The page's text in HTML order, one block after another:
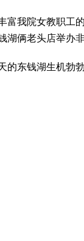
富我院女教职工
湖俩老头店举办
的东钱湖生机勃